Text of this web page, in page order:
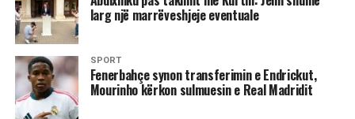
të jetë e përfaqësuar”, deklaroi Abdixhiku. /Ekonomia
Online/
larg një marrëveshjeje eventuale
SPORT
Fenerbahçe synon transferimin e Endrickut,
Mourinho kërkon sulmuesin e Real Madridit